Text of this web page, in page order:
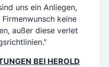
uns ein Anliegen,
keine
außer diese verlet
BEI HEROLD